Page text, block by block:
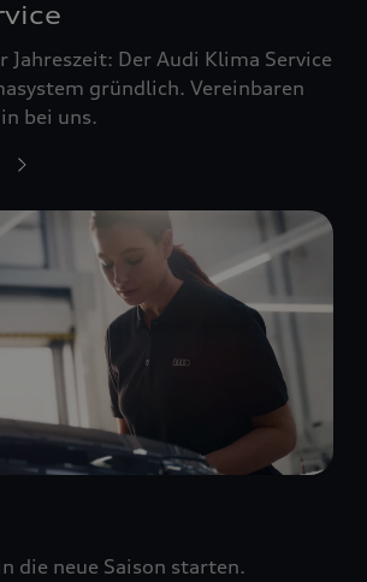
Jahreszeit: Der Audi Klima Service
gründlich. Vereinbaren
bei uns.
die neue Saison starten.